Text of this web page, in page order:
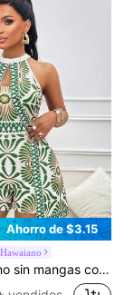
Ahorro de $3.15
integral y diseño calado, sexy y elegante para mujer en verano